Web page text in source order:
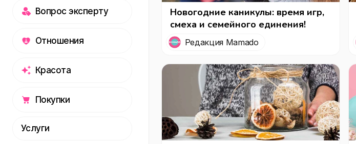
Вопрос эксперту
Отношения
Красота
Покупки
Услуги
Новогодние каникулы: время игр,
смеха и семейного единения!
Редакция Mamado